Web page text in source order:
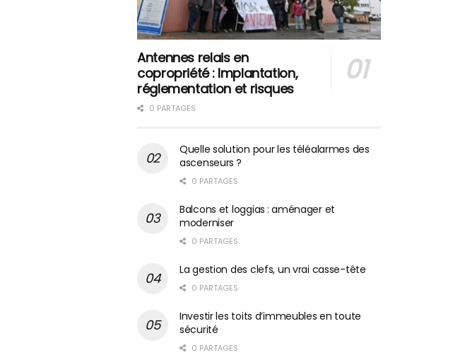
Antennes relais en
copropriété : Implantation,
réglementation et risques
0 PARTAGES
Quelle solution pour les téléalarmes des
ascenseurs ?
0 PARTAGES
Balcons et loggias : aménager et
moderniser
0 PARTAGES
La gestion des clefs, un vrai casse-tête
0 PARTAGES
Investir les toits d’immeubles en toute
sécurité
0 PARTAGES